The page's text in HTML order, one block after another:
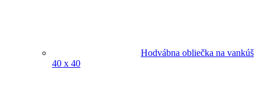
Hodvábna obliečka na vankúš
40 x 40